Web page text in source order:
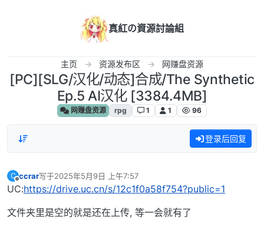
真紅の資源討論組
主页 资源发布区 网赚盘资源
[PC][SLG/汉化/动态]合成/The Synthetic
Ep.5 AI汉化 [3384.4MB]
网赚盘资源 rpg 1 1 96
登录后回复
C
离线
ccrar写于2025年5月9日 上午7:57
最后由 编辑
UC:https://drive.uc.cn/s/12c1f0a58f754?public=1
文件夹里是空的就是还在上传, 等一会就有了